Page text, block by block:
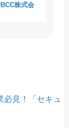
株式会
見！「セキュ